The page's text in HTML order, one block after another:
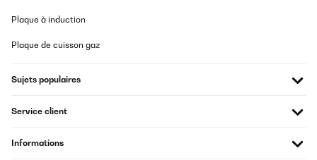
Plaque à induction
Plaque de cuisson gaz
Sujets populaires
Service client
Informations